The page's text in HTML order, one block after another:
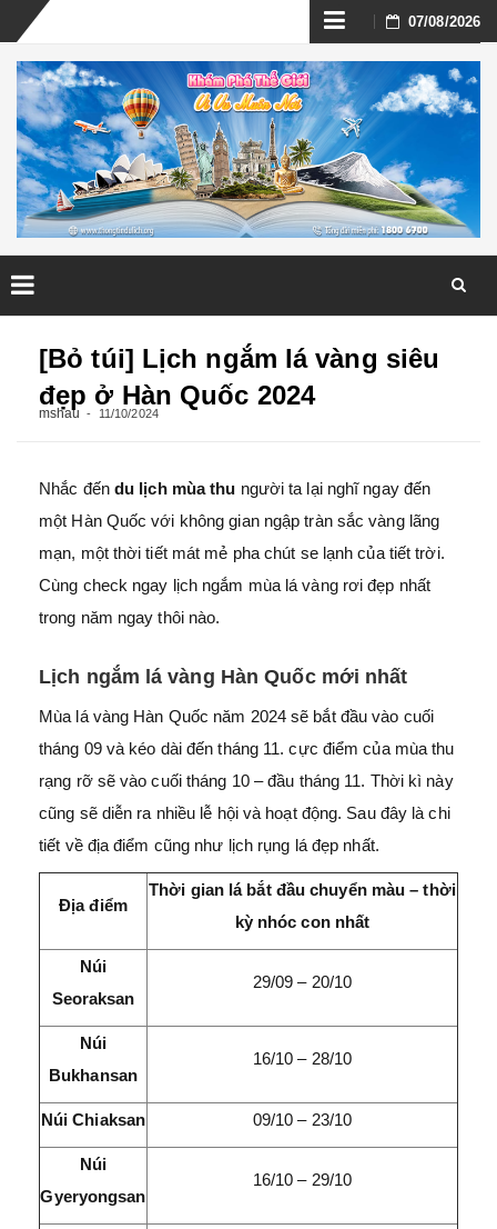
Skip
to
content
07/08/2026
content
[Bỏ túi] Lịch ngắm lá vàng siêu
đẹp ở Hàn Quốc 2024
mshau 11/10/2024
Nhắc đến du lịch mùa thu người ta lại nghĩ ngay đến
một Hàn Quốc với không gian ngập tràn sắc vàng lãng
mạn, một thời tiết mát mẻ pha chút se lạnh của tiết trời.
Cùng check ngay lịch ngắm mùa lá vàng rơi đẹp nhất
trong năm ngay thôi nào.
Lịch ngắm lá vàng Hàn Quốc mới nhất
Mùa lá vàng Hàn Quốc năm 2024 sẽ bắt đầu vào cuối
tháng 09 và kéo dài đến tháng 11. cực điểm của mùa thu
rạng rỡ sẽ vào cuối tháng 10 – đầu tháng 11. Thời kì này
cũng sẽ diễn ra nhiều lễ hội và hoạt động. Sau đây là chi
tiết về địa điểm cũng như lịch rụng lá đẹp nhất.
Địa điểm
Thời gian lá bắt đầu chuyển màu – thời
kỳ nhóc con nhất
Núi
Seoraksan
29/09 – 20/10
Núi
Bukhansan
16/10 – 28/10
Núi Chiaksan 09/10 – 23/10
Núi
Gyeryongsan
16/10 – 29/10